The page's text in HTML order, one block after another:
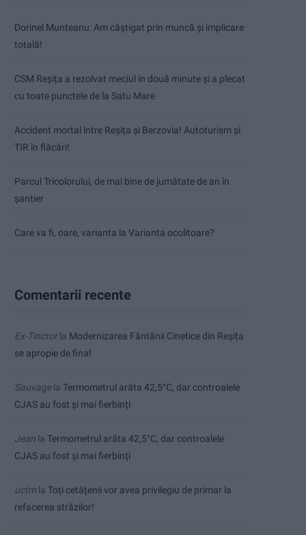
Dorinel Munteanu: Am câștigat prin muncă și implicare
totală!
CSM Reșița a rezolvat meciul în două minute și a plecat
cu toate punctele de la Satu Mare
Accident mortal între Reșița și Berzovia! Autoturism și
TIR în flăcări!
Parcul Tricolorului, de mai bine de jumătate de an în
șantier
Care va fi, oare, varianta la Varianta ocolitoare?
Comentarii recente
Ex-Tinctorla Modernizarea Fântânii Cinetice din Reșița
se apropie de final
Sauvagela Termometrul arăta 42,5°C, dar controalele
CJAS au fost și mai fierbinți
Jean la Termometrul arăta 42,5°C, dar controalele
CJAS au fost și mai fierbinți
uctmla Toți cetățenii vor avea privilegiu de primar la
refacerea străzilor!